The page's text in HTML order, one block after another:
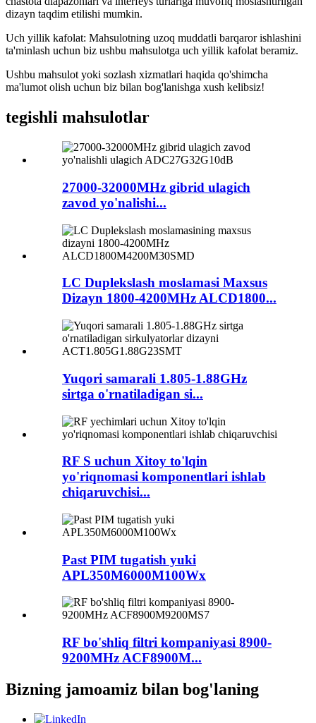
dizayn taqdim etilishi mumkin.
Uch yillik kafolat: Mahsulotning uzoq muddatli barqaror ishlashini
ta'minlash uchun biz ushbu mahsulotga uch yillik kafolat beramiz.
Ushbu mahsulot yoki sozlash xizmatlari haqida qo'shimcha
ma'lumot olish uchun biz bilan bog'lanishga xush kelibsiz!
tegishli mahsulotlar
27000-32000MHz gibrid ulagich
zavod yo'nalishi...
LC Duplekslash moslamasi Maxsus
Dizayn 1800-4200MHz ALCD1800...
Yuqori samarali 1.805-1.88GHz
sirtga o'rnatiladigan si...
RF S uchun Xitoy to'lqin
yo'riqnomasi komponentlari ishlab
chiqaruvchisi...
Past PIM tugatish yuki
APL350M6000M100Wx
RF bo'shliq filtri kompaniyasi 8900-
9200MHz ACF8900M...
Bizning jamoamiz bilan bog'laning